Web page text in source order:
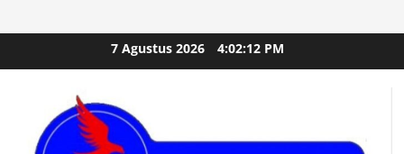
to
7 Agustus 2026 4:02:14 PM